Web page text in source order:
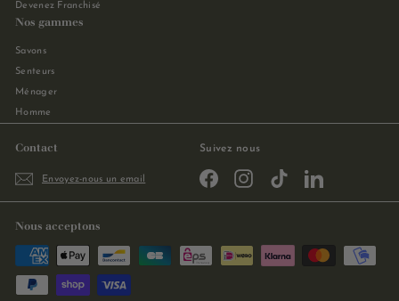
Devenez Franchisé
Nos gammes
Savons
Senteurs
Ménager
Homme
Contact
Envoyez-nous un email
Suivez nous
FacebookInstagramTikTok LinkedIn
Nous acceptons